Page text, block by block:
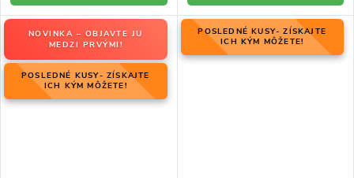
NOVINKA – OBJAVTE JU
MEDZI PRVÝMI!
POSLEDNÉ KUSY- ZÍSKAJTE
ICH KÝM MÔŽETE!
POSLEDNÉ KUSY- ZÍSKAJTE
ICH KÝM MÔŽETE!